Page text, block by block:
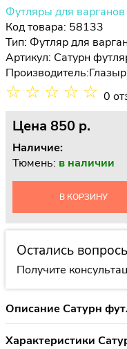
Футляры для варганов
Код товара: 58133
Тип: Футляр для
Артикул: Сатурн
Производитель:
☆ ☆ ☆ ☆ ☆ 0
Цена 850 p.
Наличие:
Тюмень: в наличии
В КОРЗИНУ
Остались
Получите
Описание Сатурн
Характеристики